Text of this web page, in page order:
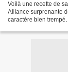
Voilà une recette de
Alliance surprenante
caractère bien